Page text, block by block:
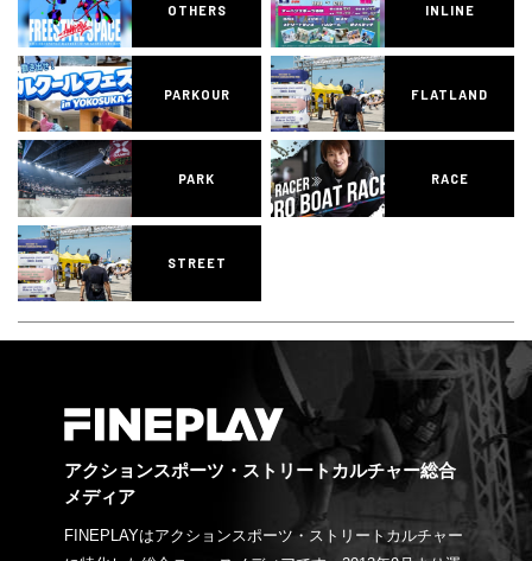
OTHERS INLINE
PARKOUR FLATLAND
PARK RACE
STREET
アクションスポーツ・ストリートカルチャー総合
メディア
FINEPLAYはアクションスポーツ・ストリートカルチャー